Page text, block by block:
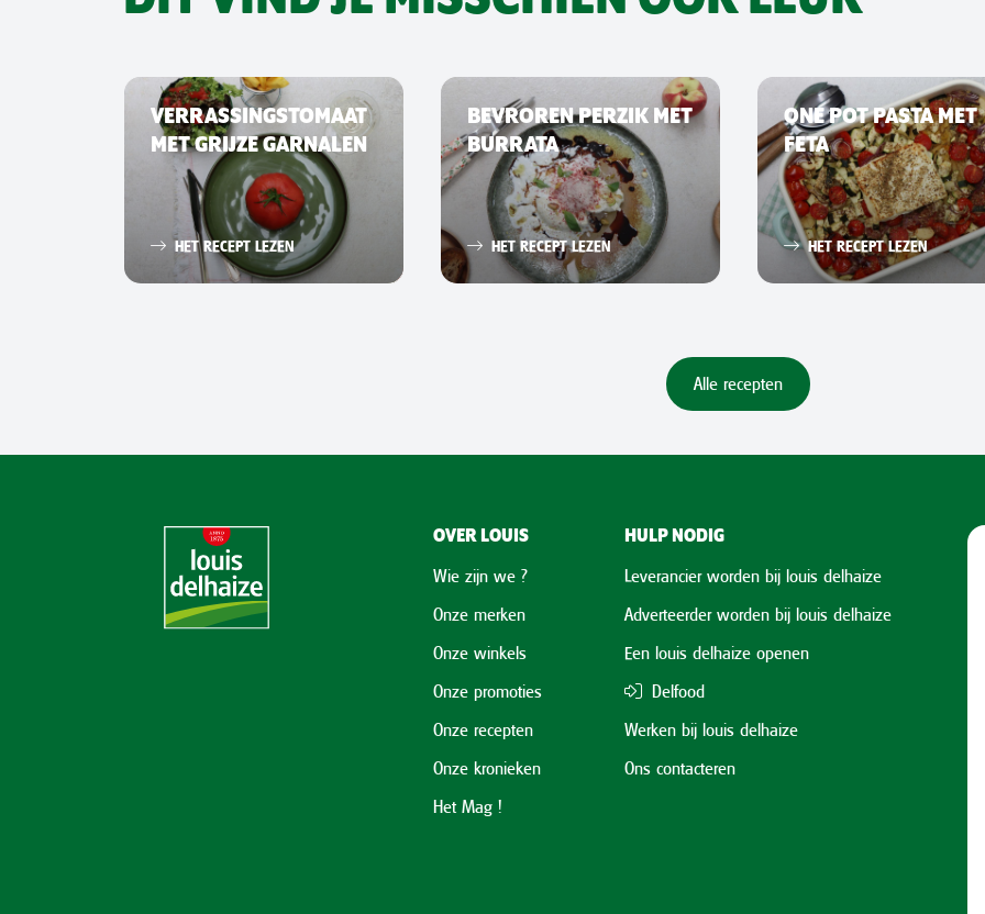
VERRASSINGSTOMAAT
MET GRIJZE GARNALEN
HET RECEPT LEZEN
BEVROREN PERZIK MET
BURRATA
HET RECEPT LEZEN
ONE POT PASTA MET
FETA
HET RECEPT LEZEN
Alle recepten
OVER LOUIS
Wie zijn we ?
Onze merken
Onze winkels
Onze promoties
Onze recepten
Onze kronieken
Het Mag !
HULP NODIG
Leverancier worden bij louis delhaize
Adverteerder worden bij louis delhaize
Een louis delhaize openen
Delfood
Werken bij louis delhaize
Ons contacteren